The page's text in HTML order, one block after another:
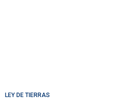
LEY DE TIERRAS